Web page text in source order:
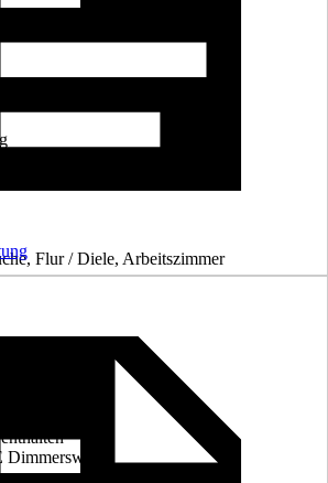
Flur / Diele, Arbeitszimmer